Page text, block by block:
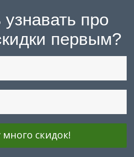
про
первым?